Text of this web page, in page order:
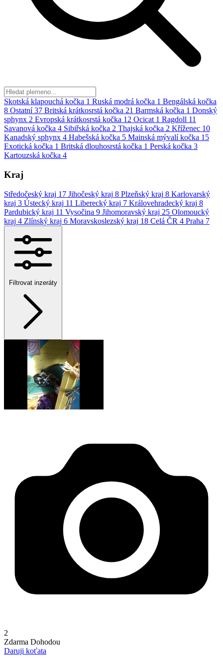
Skotská klapouchá kočka 1 Ruská modrá kočka 1 Bengálská kočka
8 Ostatní 37 Britská krátkosrstá kočka 21 Barmská kočka 1 Donský
sphynx 2 Evropská krátkosrstá kočka 12 Ocicat 1 Ragdoll 11
Savanová kočka 4 Sibiřská kočka 2 Thajská kočka 2 Kříženec 10
Kanadský sphynx 4 Habešská kočka 5 Mainská mývalí kočka 15
Exotická kočka 1 Britská dlouhosrstá kočka 1 Perská kočka 3
Kartouzská kočka 4
Kraj
Středočeský kraj 17 Jihočeský kraj 8 Plzeňský kraj 8 Karlovarský
kraj 3 Ústecký kraj 11 Liberecký kraj 7 Královehradecký kraj 8
Pardubický kraj 11 Vysočina 9 Jihomoravský kraj 25 Olomoucký
kraj 4 Zlínský kraj 6 Moravskoslezský kraj 18 Celá ČR 4 Praha 7
Filtrovat inzeráty
2
Zdarma Dohodou
Daruji koťata